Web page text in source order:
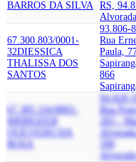
BARROS DA SILVA RS,
67.300.803/0001-
32DIESSICA
THALISSA DOS
SANTOS
93.806-
Rua
Paula,
866
67.305.116/0001-
00
DHOZER
QUEVEDO DA
ROSA
94.828-
Rua
283 -